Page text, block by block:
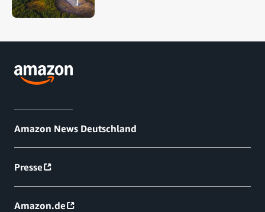
Amazon News Deutschland
Presse
Amazon.de